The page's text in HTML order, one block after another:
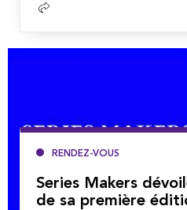
Lire
RENDEZ-VOUS
Series Makers
de sa première